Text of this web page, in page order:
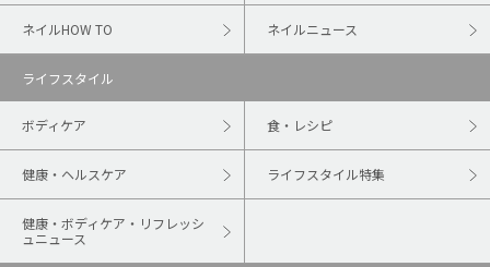
ネイルHOW TO ネイルニュース
ライフスタイル
ボディケア 食・レシピ
健康・ヘルスケア ライフスタイル特集
健康・ボディケア・リフレッシ
ュニュース